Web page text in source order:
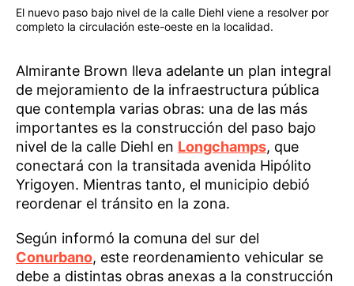
El nuevo paso bajo nivel de la calle Diehl viene a resolver por
completo la circulación este-oeste en la localidad.
Almirante Brown lleva adelante un plan integral
de mejoramiento de la infraestructura pública
que contempla varias obras: una de las más
importantes es la construcción del paso bajo
nivel de la calle Diehl en Longchamps, que
conectará con la transitada avenida Hipólito
Yrigoyen. Mientras tanto, el municipio debió
reordenar el tránsito en la zona.
Según informó la comuna del sur del
Conurbano, este reordenamiento vehicular se
debe a distintas obras anexas a la construcción